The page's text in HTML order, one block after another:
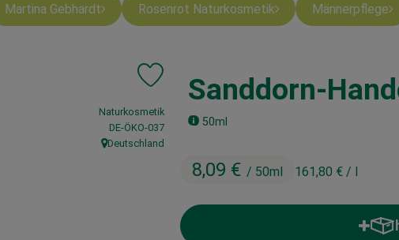
Martina Gebhardt Rosenrot Naturkosmetik Männerpflege
Sanddorn-
50ml
8,09 € / 50ml 161,80 € / l
Produkt zu Favouriten hinzufügen
, Verband:
Naturkosmetik
, Kontrollstelle:
DE-ÖKO-037
, Herkunft:
Deutschland